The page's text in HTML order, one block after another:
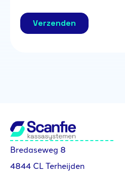
Bredaseweg 8
4844 CL Terheijden